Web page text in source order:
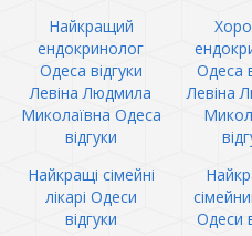
Найкращий
ендокринолог
Одеса відгуки
Одеса
Левіна Людмила
Миколаївна Одеса
відгуки
Левіна
Найкращі сімейні
лікарі Одеси
відгуки
Одеси